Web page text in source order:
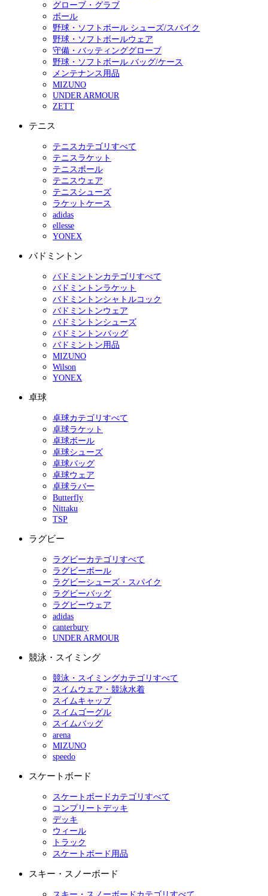
グローブ・グラブ
ボール
野球・ソフトボール シューズ/スパイク
野球・ソフトボールウェア
守備・バッティンググローブ
野球・ソフトボール バッグ/ケース
メンテナンス用品
MIZUNO
UNDER ARMOUR
ZETT
テニス
テニスカテゴリすべて
テニスラケット
テニスボール
テニスウェア
テニスシューズ
ラケットケース
adidas
ellesse
YONEX
バドミントン
バドミントンカテゴリすべて
バドミントンラケット
バドミントンシャトルコック
バドミントンウェア
バドミントンシューズ
バドミントンバッグ
バドミントン用品
MIZUNO
Wilson
YONEX
卓球
卓球カテゴリすべて
卓球ラケット
卓球ボール
卓球シューズ
卓球バッグ
卓球ウェア
卓球ラバー
Butterfly
Nittaku
TSP
ラグビー
ラグビーカテゴリすべて
ラグビーボール
ラグビーシューズ・スパイク
ラグビーバッグ
ラグビーウェア
adidas
canterbury
UNDER ARMOUR
競泳・スイミング
競泳・スイミングカテゴリすべて
スイムウェア・競泳水着
スイムキャップ
スイムゴーグル
スイムバッグ
arena
MIZUNO
speedo
スケートボード
スケートボードカテゴリすべて
コンプリートデッキ
デッキ
ウィール
トラック
スケートボード用品
スキー・スノーボード